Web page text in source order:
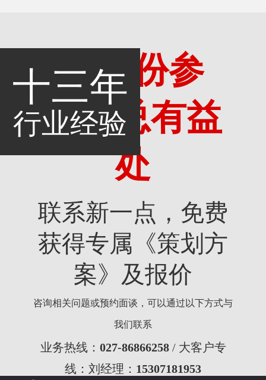
十三年
行业经验
多一份参
考，总有益
处
联系新一点，免费
获得专属《策划方
案》及报价
咨询相关问题或预约面谈，可以通过以下方式与
我们联系
业务热线： 027-86866258/ 大客户专
线：刘经理： 15307181953